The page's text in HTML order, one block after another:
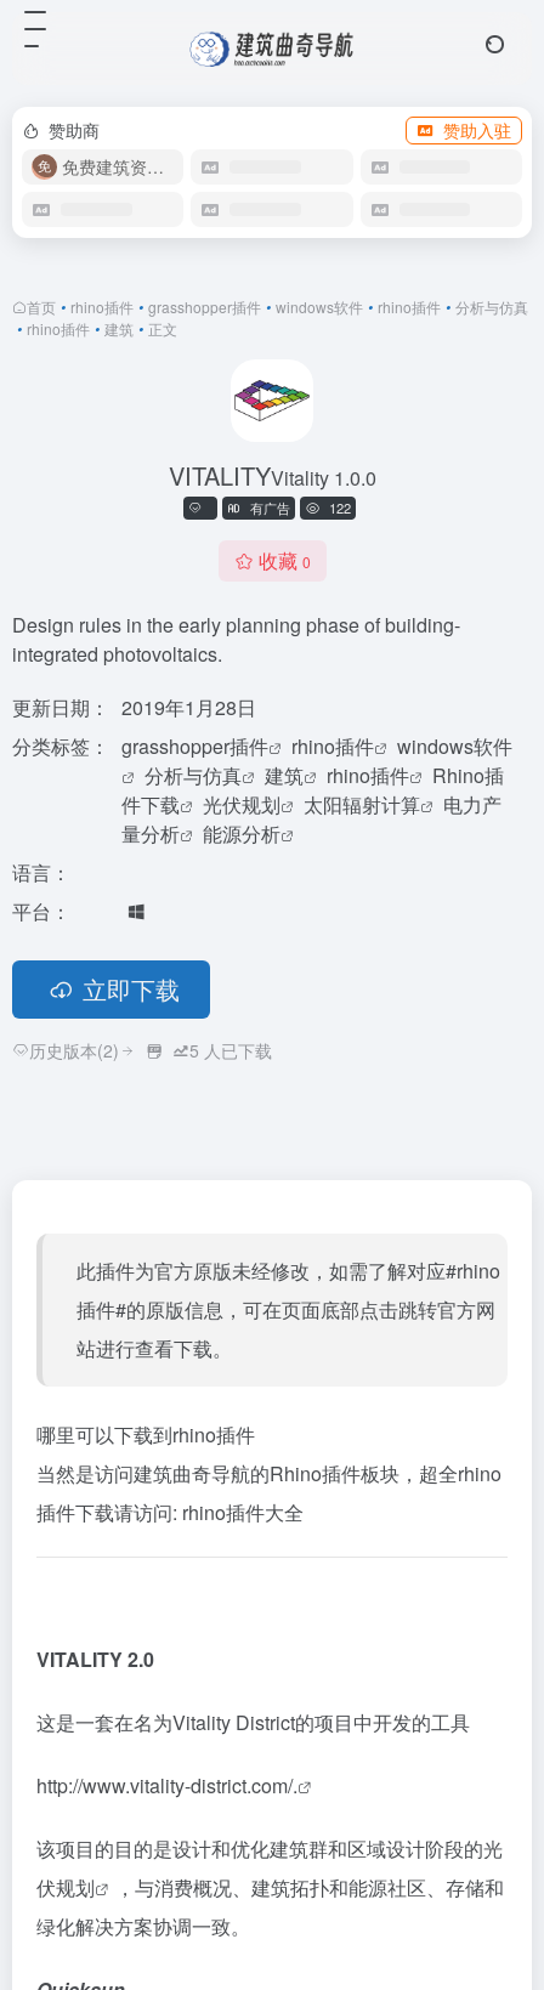
赞助商
赞助入驻
免费建筑资源库
首页 • rhino插件 • grasshopper插件 • windows软件 • rhino插件 • 分析与仿真
• rhino插件 • 建筑 • 正文
VITALITYVitality 1.0.0
有广告 122
收藏 0
Design rules in the early planning phase of building-
integrated photovoltaics.
更新日期：
2019年1月28日
分类标签：
grasshopper插件 rhino插件
windows软件
分析与仿真
建筑 rhino插件
Rhino插
件下载
光伏规划 太阳辐射计算
电力产
量分析
能源分析
语言：
平台：
立即下载
历史版本(2) 5 人已下载
此插件为官方原版未经修改，如需了解对应#rhino
插件#的原版信息，可在页面底部点击跳转官方网
站进行查看下载。
哪里可以下载到rhino插件
当然是访问建筑曲奇导航的Rhino插件板块，超全rhino
插件下载请访问: rhino插件大全
VITALITY 2.0
这是一套在名为Vitality District的项目中开发的工具
http://www.vitality-district.com/.
该项目的目的是设计和优化建筑群和区域设计阶段的光
伏规划
，与消费概况、建筑拓扑和能源社区、存储和
绿化解决方案协调一致。